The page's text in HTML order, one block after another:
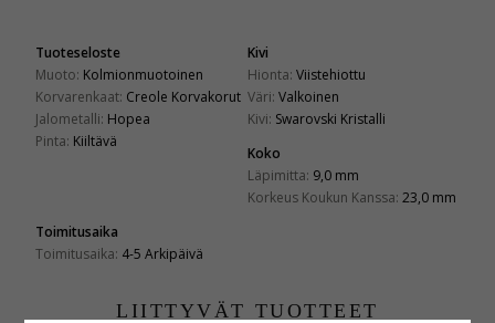
Tuoteseloste
Muoto: Kolmionmuotoinen
Korvarenkaat: Creole Korvakorut
Jalometalli: Hopea
Pinta: Kiiltävä
Kivi
Hionta: Viistehiottu
Väri: Valkoinen
Kivi: Swarovski Kristalli
Koko
Läpimitta: 9,0 mm
Korkeus Koukun Kanssa: 23,0 mm
Toimitusaika
Toimitusaika: 4-5 Arkipäivä
LIITTYVÄT TUOTTEET